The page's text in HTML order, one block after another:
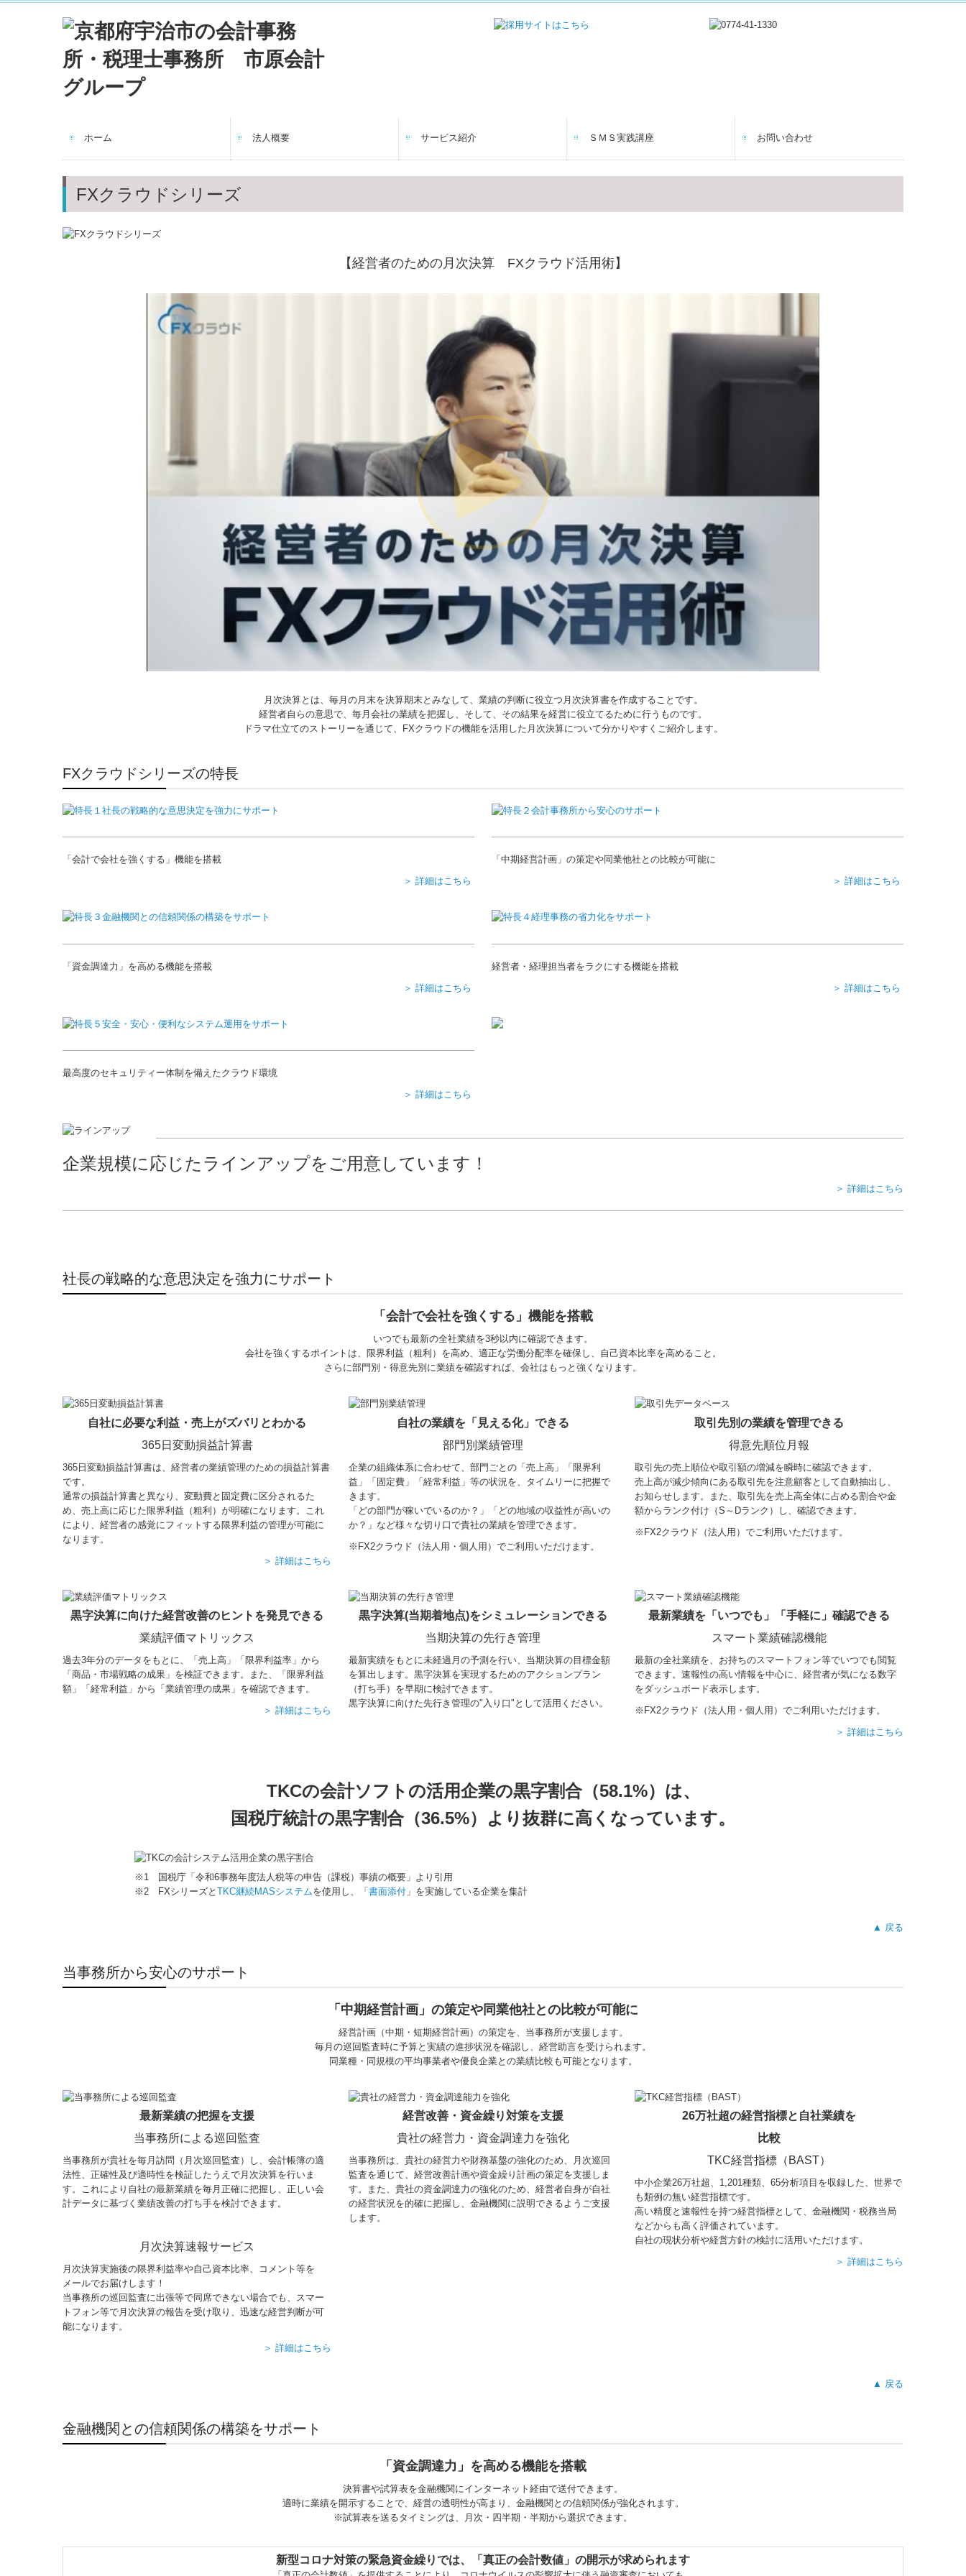
ホーム 法人概要
法人概要
企業理念
職員紹介
書籍紹介
交通案内
サービス紹介
年末調整
業務案内
ＳＭＳ実践講座 お問い合わせ
個人情報保護方針
FXクラウドシリーズ
【経営者のための月次決算 FXクラウド活用術】
月次決算とは、毎月の月末を決算期末とみなして、業績の判断に役立つ月次決算書を作成することです。
経営者自らの意思で、毎月会社の業績を把握し、そして、その結果を経営に役立てるために行うものです。
ドラマ仕立てのストーリーを通じて、FXクラウドの機能を活用した月次決算について分かりやすくご紹介します。
FXクラウドシリーズの特長
「会計で会社を強くする」機能を搭載
＞ 詳細はこちら
「中期経営計画」の策定や同業他社との比較が可能に
＞ 詳細はこちら
「資金調達力」を高める機能を搭載
＞ 詳細はこちら
経営者・経理担当者をラクにする機能を搭載
＞ 詳細はこちら
最高度のセキュリティー体制を備えたクラウド環境
＞ 詳細はこちら
企業規模に応じたラインアップをご⽤意しています！
＞ 詳細はこちら
社長の戦略的な意思決定を強力にサポート
「会計で会社を強くする」機能を搭載
いつでも最新の全社業績を3秒以内に確認できます。
会社を強くするポイントは、限界利益（粗利）を高め、適正な労働分配率を確保し、自己資本比率を高めること。
さらに部門別・得意先別に業績を確認すれば、会社はもっと強くなります。
自社に必要な利益・売上がズバリとわかる
365日変動損益計算書
365日変動損益計算書は、経営者の業績管理のための損益計算書
です。
通常の損益計算書と異なり、変動費と固定費に区分されるた
め、売上高に応じた限界利益（粗利）が明確になります。これ
により、経営者の感覚にフィットする限界利益の管理が可能に
なります。
＞ 詳細はこちら
自社の業績を「見える化」できる
部門別業績管理
企業の組織体系に合わせて、部門ごとの「売上高」「限界利
益」「固定費」「経常利益」等の状況を、タイムリーに把握で
きます。
「どの部門が稼いでいるのか？」「どの地域の収益性が高いの
か？」など様々な切り口で貴社の業績を管理できます。
※ FX2クラウド（法人用・個人用）でご利用いただけます。
取引先別の業績を管理できる
得意先順位月報
取引先の売上順位や取引額の増減を瞬時に確認できます。
売上高が減少傾向にある取引先を注意顧客として自動抽出し、
お知らせします。また、取引先を売上高全体に占める割合や金
額からランク付け（S～Dランク）し、確認できます。
※FX2クラウド（法人用）でご利用いただけます。
黒字決算に向けた経営改善のヒントを発見できる
業績評価マトリックス
過去3年分のデータをもとに、「売上高」「限界利益率」から
「商品・市場戦略の成果」を検証できます。また、「限界利益
額」「経常利益」から「業績管理の成果」を確認できます。
＞ 詳細はこちら
黒字決算(当期着地点)をシミュレーションできる
当期決算の先行き管理
最新実績をもとに未経過月の予測を行い、当期決算の目標金額
を算出します。黒字決算を実現するためのアクションプラン
（打ち手）を早期に検討できます。
黒字決算に向けた先行き管理の"入り口"として活用ください。
最新業績を「いつでも」「手軽に」確認できる
スマート業績確認機能
最新の全社業績を、お持ちのスマートフォン等でいつでも閲覧
できます。速報性の高い情報を中心に、経営者が気になる数字
をダッシュボード表示します。
※FX2クラウド（法人用・個人用）でご利用いただけます。
＞ 詳細はこちら
TKCの会計ソフトの活用企業の黒字割合（58.1%）は、
国税庁統計の黒字割合（36.5%）より抜群に高くなっています。
※1 国税庁「令和6事務年度法人税等の申告（課税）事績の概要」より引用
※2 FXシリーズと TKC継続MASシステムを使用し、「書面添付 」を実施している企業を集計
▲ 戻る
当事務所から安心のサポート
「中期経営計画」の策定や同業他社との比較が可能に
経営計画（中期・短期経営計画）の策定を、当事務所が支援します。
毎月の巡回監査時に予算と実績の進捗状況を確認し、経営助言を受けられます。
同業種・同規模の平均事業者や優良企業との業績比較も可能となります。
最新業績の把握を支援
当事務所による巡回監査
当事務所が貴社を毎月訪問（月次巡回監査）し、会計帳簿の適
法性、正確性及び適時性を検証したうえで月次決算を行いま
す。これにより自社の最新業績を毎月正確に把握し、正しい会
計データに基づく業績改善の打ち手を検討できます。
月次決算速報サービス
月次決算実施後の限界利益率や自己資本比率、コメント等を
メールでお届けします！
当事務所の巡回監査に出張等で同席できない場合でも、スマー
トフォン等で月次決算の報告を受け取り、迅速な経営判断が可
能になります。
＞ 詳細はこちら
経営改善・資金繰り対策を支援
貴社の経営力・資金調達力を強化
当事務所は、貴社の経営力や財務基盤の強化のため、月次巡回
監査を通じて、経営改善計画や資金繰り計画の策定を支援しま
す。また、貴社の資金調達力の強化のため、経営者自身が自社
の経営状況を的確に把握し、金融機関に説明できるようご支援
します。
26万社超の経営指標と自社業績を
比較
TKC経営指標（BAST）
中小企業26万社超、 1,201種類、65分析項目を収録した、世界で
も類例の無い経営指標です。
高い精度と速報性を持つ経営指標として、金融機関・税務当局
などからも高く評価されています。
自社の現状分析や経営方針の検討に活用いただけます。
＞ 詳細はこちら
▲ 戻る
金融機関との信頼関係の構築をサポート
「資金調達力」を高める機能を搭載
決算書や試算表を金融機関にインターネット経由で送付できます。
適時に業績を開示することで、経営の透明性が高まり、金融機関との信頼関係が強化されます。
※試算表を送るタイミングは、月次・四半期・半期から選択できます。
新型コロナ対策の緊急資金繰りでは、「真正の会計数値」の開示が求められます